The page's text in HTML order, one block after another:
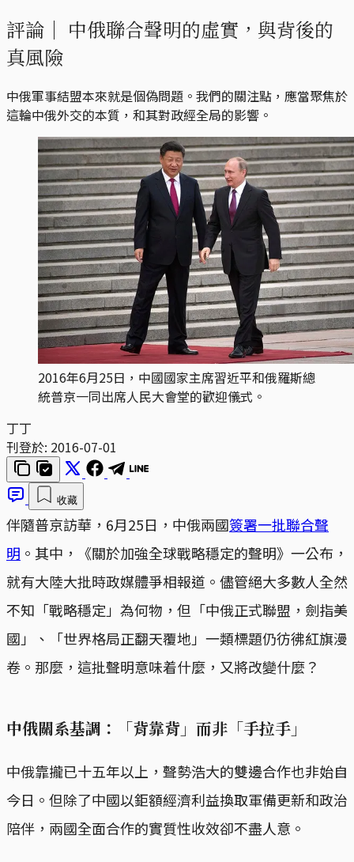
評論｜ 中俄聯合聲明的虛實，與背後的
真風險
中俄軍事結盟本來就是個偽問題。我們的關注點，應當聚焦於
這輪中俄外交的本質，和其對政經全局的影響。
2016年6月25日，中國國家主席習近平和俄羅斯總
統普京一同出席人民大會堂的歡迎儀式。
丁丁
刊登於: 2016-07-01
收藏
伴隨普京訪華，6月25日，中俄兩國簽署一批聯合聲
明 。其中，《關於加強全球戰略穩定的聲明》一公布，
就有大陸大批時政媒體爭相報道。儘管絕大多數人全然
不知「戰略穩定」為何物，但「中俄正式聯盟，劍指美
國」、「世界格局正翻天覆地」一類標題仍彷彿紅旗漫
卷。那麼，這批聲明意味着什麼，又將改變什麼？
中俄關系基調：「背靠背」而非「手拉手」
中俄靠攏已十五年以上，聲勢浩大的雙邊合作也非始自
今日。但除了中國以鉅額經濟利益換取軍備更新和政治
陪伴，兩國全面合作的實質性收效卻不盡人意。